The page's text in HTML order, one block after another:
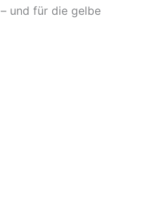
– und für die gelbe